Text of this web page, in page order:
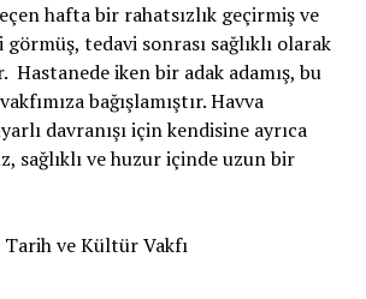
hafta bir rahatsızlık geçirmiş ve
tedavi sonrası sağlıklı olarak
Hastanede iken bir adak adamış, bu
bağışlamıştır. Havva
davranışı için kendisine ayrıca
sağlıklı ve huzur içinde uzun bir
ve Kültür Vakfı